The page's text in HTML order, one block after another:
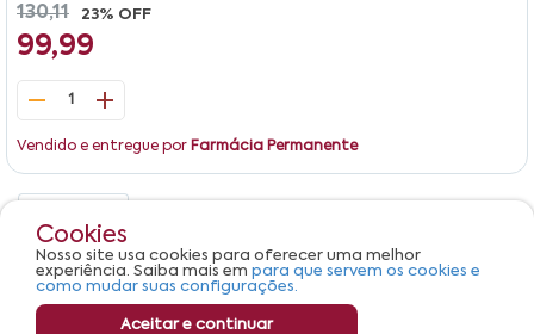
130,11 23% OFF
99,99
1
Vendido e entregue por Farmácia Permanente
Produto não apresenta descrição.
Cookies
Nosso site usa cookies para oferecer uma melhor
experiência. Saiba mais em para que servem os cookies e
como mudar suas configurações.
Aceitar e continuar